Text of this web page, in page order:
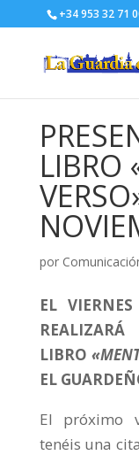
+34 953 32 71
LIBRO
por
EL
LIBRO
EL
El próximo
tenéis una